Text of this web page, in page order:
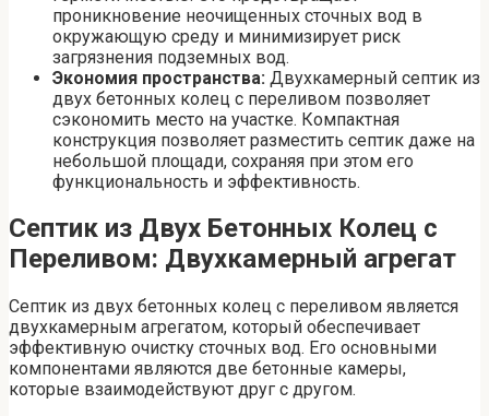
проникновение неочищенных сточных вод в
окружающую среду и минимизирует риск
загрязнения подземных вод.
Экономия пространства: Двухкамерный септик из
двух бетонных колец с переливом позволяет
сэкономить место на участке. Компактная
конструкция позволяет разместить септик даже на
небольшой площади, сохраняя при этом его
функциональность и эффективность.
Септик из Двух Бетонных Колец с
Переливом: Двухкамерный агрегат
Септик из двух бетонных колец с переливом является
двухкамерным агрегатом, который обеспечивает
эффективную очистку сточных вод. Его основными
компонентами являются две бетонные камеры,
которые взаимодействуют друг с другом.